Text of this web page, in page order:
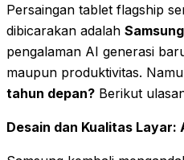
Persaingan tablet flagship
dibicarakan adalah
pengalaman AI generasi
maupun produktivitas.
tahun depan? Berikut
Desain dan Kualitas Layar: